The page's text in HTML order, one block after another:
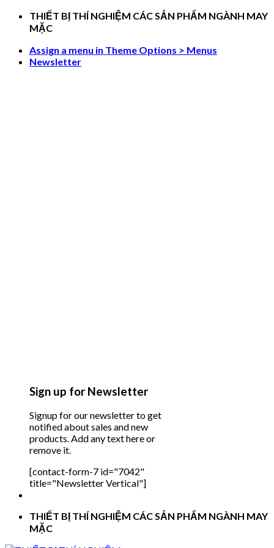
Skip
THIẾT BỊ THÍ NGHIỆM CÁC SẢN PHẨM NGÀNH MAY
MẶC
Assign a menu in Theme Options > Menus
Newsletter
Sign up for Newsletter
Signup for our newsletter to get
notified about sales and new
products. Add any text here or
remove it.
[contact-form-7 id="7042"
title="Newsletter Vertical"]
THIẾT BỊ THÍ NGHIỆM CÁC SẢN PHẨM NGÀNH MAY
MẶC